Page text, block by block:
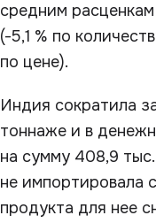
средним
(-5,1 % по
по цене).
Индия сократила
тоннаже и в
на сумму 408,9
не импортировала
продукта для нее